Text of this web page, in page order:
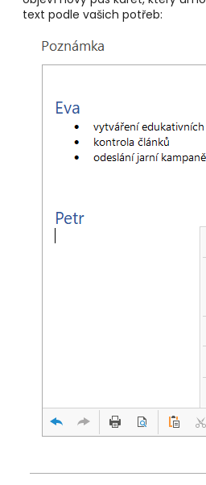
text podle vašich potřeb: